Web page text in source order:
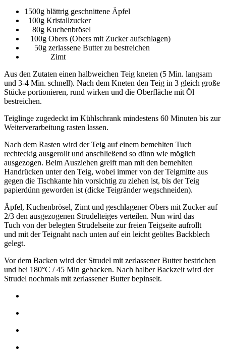
1500g blättrig geschnittene Äpfel
100g Kristallzucker
80g Kuchenbrösel
100g Obers (Obers mit Zucker aufschlagen)
50g zerlassene Butter zu bestreichen
Zimt
Aus den Zutaten einen halbweichen Teig kneten (5 Min. langsam
und 3-4 Min. schnell). Nach dem Kneten den Teig in 3 gleich große
Stücke portionieren, rund wirken und die Oberfläche mit Öl
bestreichen.
Teiglinge zugedeckt im Kühlschrank mindestens 60 Minuten bis zur
Weiterverarbeitung rasten lassen.
Nach dem Rasten wird der Teig auf einem bemehlten Tuch
rechteckig ausgerollt und anschließend so dünn wie möglich
ausgezogen. Beim Ausziehen greift man mit den bemehlten
Handrücken unter den Teig, wobei immer von der Teigmitte aus
gegen die Tischkante hin vorsichtig zu ziehen ist, bis der Teig
papierdünn geworden ist (dicke Teigränder wegschneiden).
Äpfel, Kuchenbrösel, Zimt und geschlagener Obers mit Zucker auf
2/3 den ausgezogenen Strudelteiges verteilen. Nun wird das
Tuch von der belegten Strudelseite zur freien Teigseite aufrollt
und mit der Teignaht nach unten auf ein leicht geöltes Backblech
gelegt.
Vor dem Backen wird der Strudel mit zerlassener Butter bestrichen
und bei 180°C / 45 Min gebacken. Nach halber Backzeit wird der
Strudel nochmals mit zerlassener Butter bepinselt.